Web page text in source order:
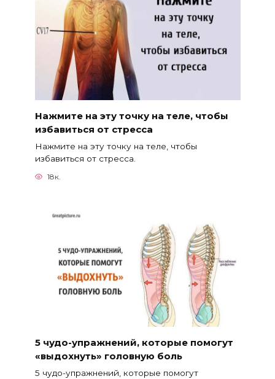
Нажмите на эту точку на теле, чтобы
избавиться от стресса
Нажмите на эту точку на теле, чтобы
избавиться от стресса.
18к.
5 чудо-упражнений, которые помогут
«выдохнуть» головную боль
5 чудо-упражнений, которые помогут